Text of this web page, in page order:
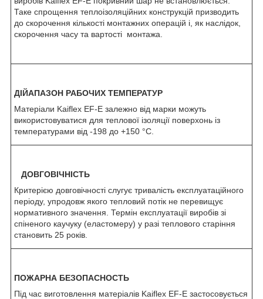
Таке спрощення теплоізоляційних конструкцій призводить
до скорочення кількості монтажних операцій і, як наслідок,
скорочення часу та вартості монтажа.
ДІЙАПАЗОН РАБОЧИХ ТЕМПЕРАТУР
Матеріали Kaiflex EF-E залежно від марки можуть
використовуватися для теплової ізоляції поверхонь із
температурами від -198 до +150 °C.
ДОВГОВІЧНІСТЬ
Критерією довговічності слугує тривалість експлуатаційного
періоду, упродовж якого тепловий потік не перевищує
нормативного значення. Термін експлуатації виробів зі
спіненого каучуку (еластомеру) у разі теплового старіння
становить 25 років.
ПОЖАРНА БЕЗОПАСНОСТЬ
Під час виготовлення матеріалів Kaiflex EF-E застосовується